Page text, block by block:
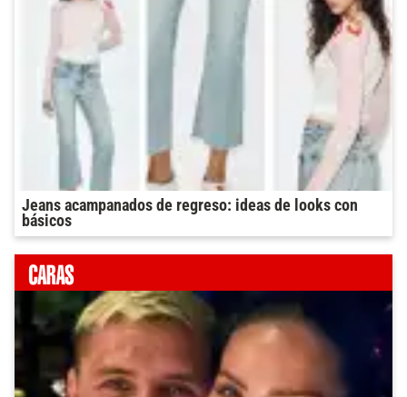
Jeans acampanados de regreso: ideas de looks con
básicos